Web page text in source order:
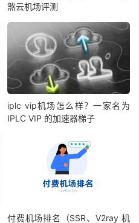
煞云机场评测
iplc vip机场怎么样？一家名为
IPLC VIP 的加速器梯子
付费机场排名（SSR、V2ray 机